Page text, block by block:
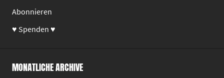
Abonnieren
♥ Spenden ♥
MONATLICHE ARCHIVE